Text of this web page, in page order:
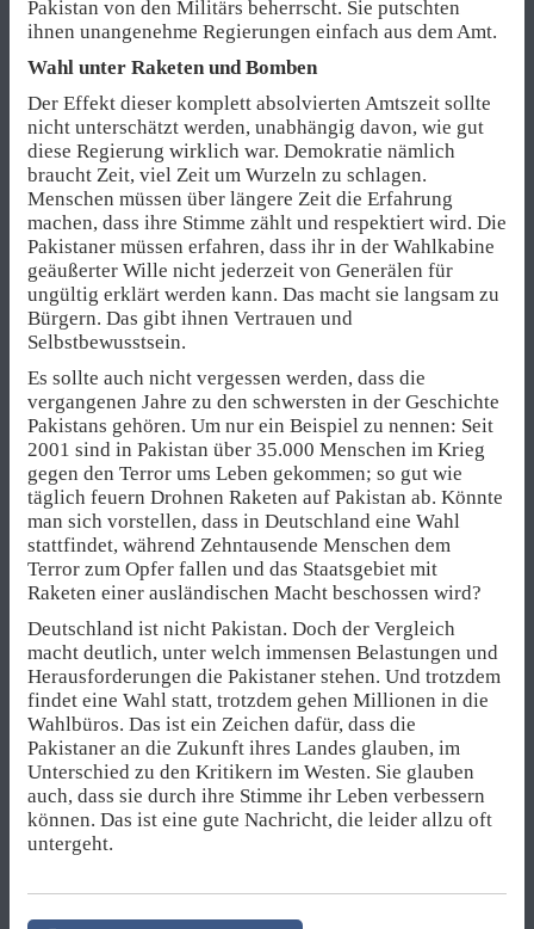
Pakistan von den Militärs beherrscht. Sie putschten
ihnen unangenehme Regierungen einfach aus dem Amt.
Wahl unter Raketen und Bomben
Der Effekt dieser komplett absolvierten Amtszeit sollte
nicht unterschätzt werden, unabhängig davon, wie gut
diese Regierung wirklich war. Demokratie nämlich
braucht Zeit, viel Zeit um Wurzeln zu schlagen.
Menschen müssen über längere Zeit die Erfahrung
machen, dass ihre Stimme zählt und respektiert wird. Die
Pakistaner müssen erfahren, dass ihr in der Wahlkabine
geäußerter Wille nicht jederzeit von Generälen für
ungültig erklärt werden kann. Das macht sie langsam zu
Bürgern. Das gibt ihnen Vertrauen und
Selbstbewusstsein.
Es sollte auch nicht vergessen werden, dass die
vergangenen Jahre zu den schwersten in der Geschichte
Pakistans gehören. Um nur ein Beispiel zu nennen: Seit
2001 sind in Pakistan über 35.000 Menschen im Krieg
gegen den Terror ums Leben gekommen; so gut wie
täglich feuern Drohnen Raketen auf Pakistan ab. Könnte
man sich vorstellen, dass in Deutschland eine Wahl
stattfindet, während Zehntausende Menschen dem
Terror zum Opfer fallen und das Staatsgebiet mit
Raketen einer ausländischen Macht beschossen wird?
Deutschland ist nicht Pakistan. Doch der Vergleich
macht deutlich, unter welch immensen Belastungen und
Herausforderungen die Pakistaner stehen. Und trotzdem
findet eine Wahl statt, trotzdem gehen Millionen in die
Wahlbüros. Das ist ein Zeichen dafür, dass die
Pakistaner an die Zukunft ihres Landes glauben, im
Unterschied zu den Kritikern im Westen. Sie glauben
auch, dass sie durch ihre Stimme ihr Leben verbessern
können. Das ist eine gute Nachricht, die leider allzu oft
untergeht.